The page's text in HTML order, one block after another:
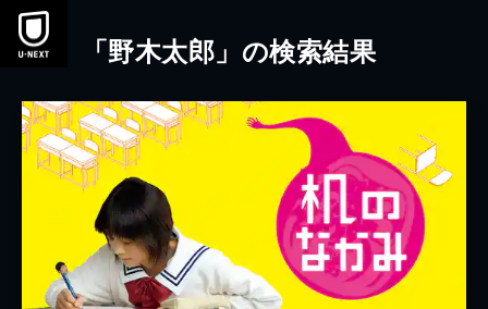
本文へスキップ
「野木太郎」の検索結果